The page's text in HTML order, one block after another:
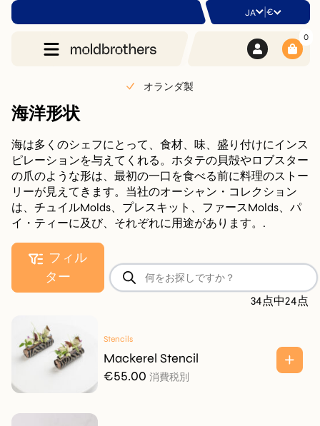
JA |€
0
オランダ製
海洋形状
海は多くのシェフにとって、食材、味、盛り付けにインス
ピレーションを与えてくれる。ホタテの貝殻やロブスター
の爪のような形は、最初の一口を食べる前に料理のストー
リーが見えてきます。当社のオーシャン・コレクション
は、チュイルMolds、プレスキット、ファースMolds、パ
イ・ティーに及び、それぞれに用途があります。.
フィル
ター
商
品
検
34点中24点
Stencils
Mackerel Stencil
€55.00 消費税別